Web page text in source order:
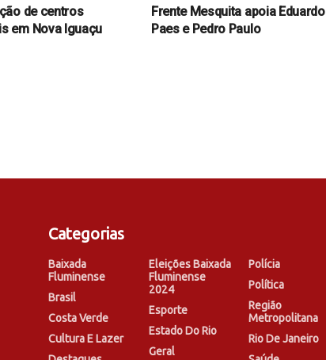
de centros
em Nova Iguaçu
Frente Mesquita apoia Eduardo
Paes e Pedro Paulo
Categorias
Baixada
Fluminense
Brasil
Costa Verde
Cultura E Lazer
Eleições Baixada
Fluminense
2024
Esporte
Estado Do Rio
Geral
Polícia
Política
Região
Metropolitana
Rio De Janeiro